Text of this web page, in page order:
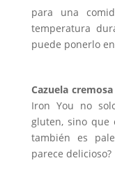
para una
temperatura
puede ponerlo
Cazuela
Iron You no
gluten, sino que
también es
parece delicioso?